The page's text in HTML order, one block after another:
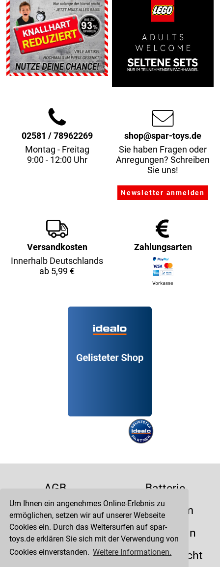
Um Ihnen ein angenehmes Online-Erlebnis zu
ermöglichen, setzen wir auf unserer Webseite
Cookies ein. Durch das Weitersurfen auf spar-
toys.de erklären Sie sich mit der Verwendung von
Cookies einverstanden. Weitere Informationen.
02581 / 78962269
Montag - Freitag
9:00 - 12:00 Uhr
shop@spar-toys.de
Sie haben Fragen oder
Anregungen? Schreiben
Sie uns!
Versandkosten
Innerhalb Deutschlands
ab 5,99 €
Zahlungsarten
AGB
Batterie
Datenschutz
Impressum
Kontakt
Liefertermin
Versandkosten
Widerrufsrecht